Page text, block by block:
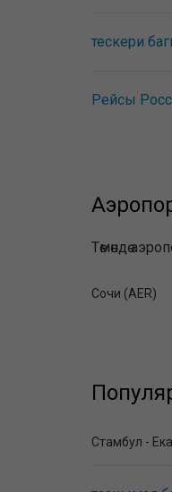
тескери
Рейсы
Төмөндө
Сочи (AER)
Стамбул -